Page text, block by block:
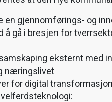
en gjennomførings- og
å gå i bresjen for
eksternt med
næringslivet
for digital